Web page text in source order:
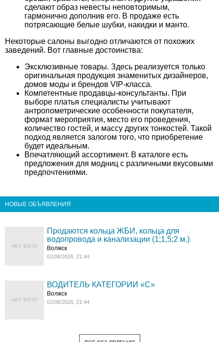
сделают образ невесты неповторимым,
гармонично дополнив его. В продаже есть
потрясающие белые шубки, накидки и манто.
Некоторые салоны выгодно отличаются от похожих
заведений. Вот главные достоинства:
Эксклюзивные товары. Здесь реализуется только
оригинальная продукция знаменитых дизайнеров,
домов моды и брендов VIP-класса.
Компетентные продавцы-консультанты. При
выборе платья специалисты учитывают
антропометрические особенности покупателя,
формат мероприятия, место его проведения,
количество гостей, и массу других тонкостей. Такой
подход является залогом того, что приобретение
будет идеальным.
Впечатляющий ассортимент. В каталоге есть
предложения для модниц с различными вкусовыми
предпочтениями.
НОВЫЕ ОБЪЯВЛЕНИЯ
НЕТ ФОТО
Продаются кольца ЖБИ, кольца для
водопровода и канализации (1;1,5;2 м.)
Волжск
02/08/2026, 21:44
НЕТ ФОТО
ВОДИТЕЛЬ КАТЕГОРИИ «C»
Волжск
02/08/2026, 21:44